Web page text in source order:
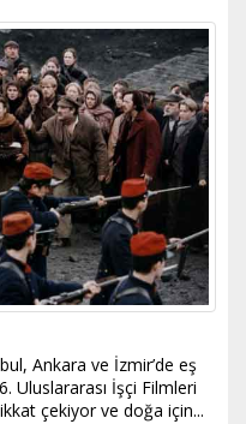
Ankara ve İzmir’de eş
Uluslararası İşçi Filmleri
çekiyor ve doğa için...